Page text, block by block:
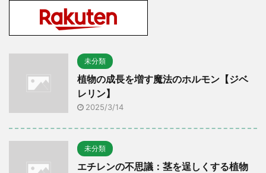
未分類
植物の成長を増す魔法のホルモン【ジベ
レリン】
2025/3/14
未分類
エチレンの不思議：茎を逞しくする植物